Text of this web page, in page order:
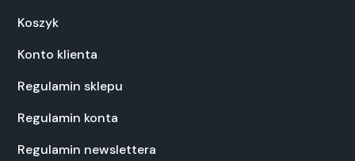
Koszyk
Konto klienta
Regulamin sklepu
Regulamin konta
Regulamin newslettera